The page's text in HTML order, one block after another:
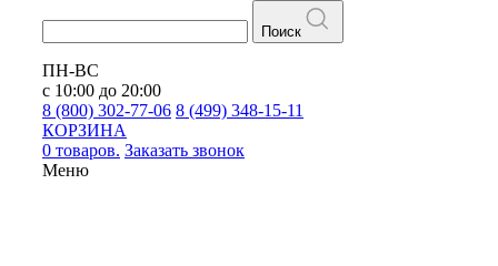
Поиск
ПН-ВС
с 10:00 до 20:00
8 (800) 302-77-06 8 (499) 348-15-11
КОРЗИНА
0 товаров. Заказать звонок
Меню